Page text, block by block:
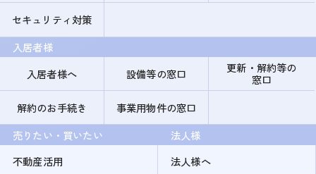
セキュリティ対策
入居者様
入居者様へ
設備等の窓口
更新・解約等の
窓口
解約のお手続き
事業用物件の窓口
売りたい・買いたい
不動産活用
法人様
法人様へ